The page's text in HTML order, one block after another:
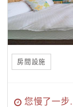
房間設施
您慢了一步